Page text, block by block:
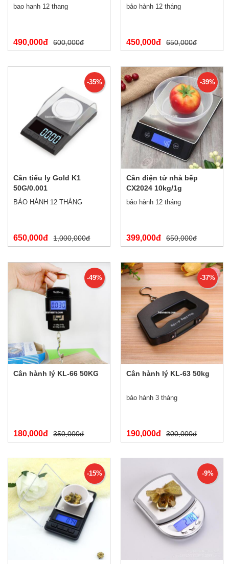
bao hanh 12 thang
490,000đ 600,000đ
bảo hành 12 tháng
450,000đ 650,000đ
-35%
Cân tiểu ly Gold K1
50G/0.001
BẢO HÀNH 12 THÁNG
650,000đ 1,000,000đ
-39%
Cân điện tử nhà bếp
CX2024 10kg/1g
bảo hành 12 tháng
399,000đ 650,000đ
-49%
Cân hành lý KL-66 50KG
180,000đ 350,000đ
-37%
Cân hành lý KL-63 50kg
bảo hành 3 tháng
190,000đ 300,000đ
-15% -9%